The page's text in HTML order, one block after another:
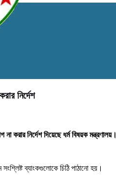
নির্দেশ
করার নির্দেশ দিয়েছে ধর্ম বিষয়ক মন্ত্রণালয়।
ব্যাংকগুলোকে চিঠি পাঠানো হয়।